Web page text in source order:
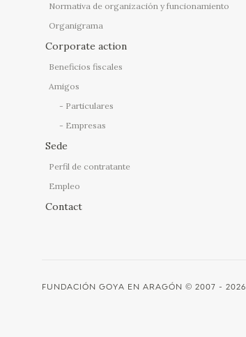
Normativa de organización y funcionamiento
Organigrama
Corporate action
Beneficios fiscales
Amigos
Particulares
Empresas
Sede
Perfil de contratante
Empleo
Contact
FUNDACIÓN GOYA EN ARAGÓN © 2007 - 2026